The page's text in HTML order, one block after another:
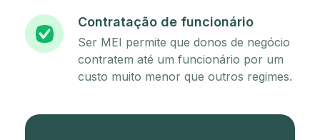
Contratação de funcionário
Ser MEI permite que donos de negócio
contratem até um funcionário por um
custo muito menor que outros regimes.